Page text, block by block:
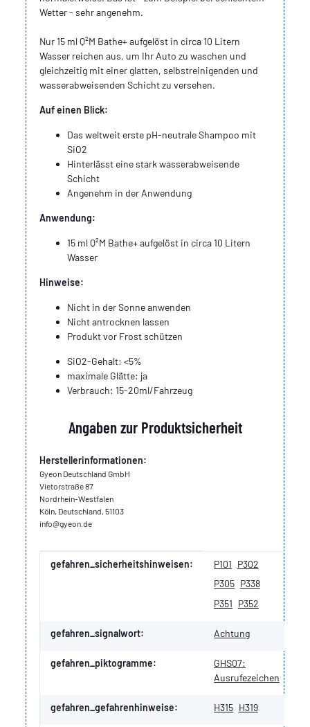
Wetter - sehr angenehm.
Nur 15 ml Q²M Bathe+ aufgelöst in circa 10 Litern
Wasser reichen aus, um Ihr Auto zu waschen und
gleichzeitig mit einer glatten, selbstreinigenden und
wasserabweisenden Schicht zu versehen.
Auf einen Blick:
Das weltweit erste pH-neutrale Shampoo mit
SiO2
Hinterlässt eine stark wasserabweisende
Schicht
Angenehm in der Anwendung
Anwendung:
15 ml Q²M Bathe+ aufgelöst in circa 10 Litern
Wasser
Hinweise:
Nicht in der Sonne anwenden
Nicht antrocknen lassen
Produkt vor Frost schützen
SiO2-Gehalt: <5%
maximale Glätte: ja
Verbrauch: 15-20ml/Fahrzeug
Angaben zur Produktsicherheit
Herstellerinformationen:
Gyeon Deutschland GmbH
Vietorstraße 87
Nordrhein-Westfalen
Köln, Deutschland, 51103
info@gyeon.de
Produkteigenschaft
Wert
gefahren_sicherheitshinweisen: P101 P302
P305 P338
P351 P352
gefahren_signalwort: Achtung
gefahren_piktogramme:
GHS07:
Ausrufezeichen
gefahren_gefahrenhinweise: H315 H319